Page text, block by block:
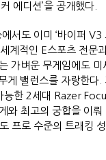
에디션’을 공개했다.
서도 이미 ‘바이퍼 V3
계적인 E스포츠 전문
가벼운 무게임에도 미
게 밸런스를 자랑한다
능한 2세대 Razer
와 최고의 궁합을 이뤄
프로 수준의 트래킹